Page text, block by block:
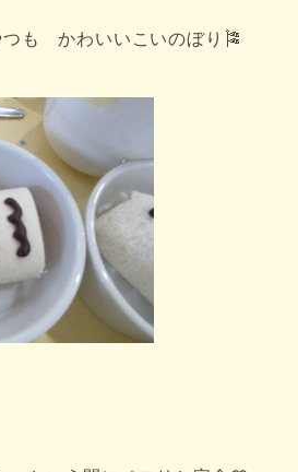
も かわいいこいのぼり🎏